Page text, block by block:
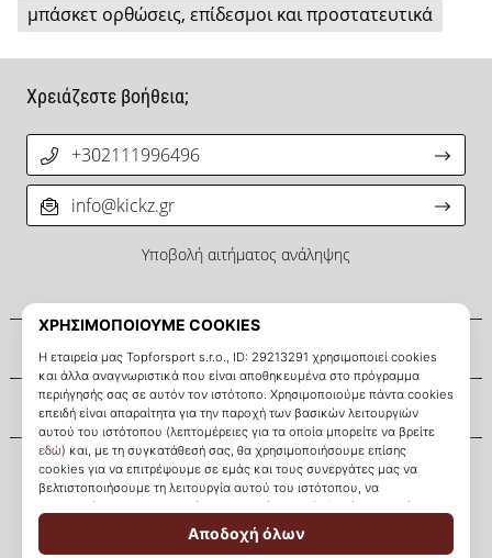
μπάσκετ oρθώσεις, επίδεσμοι και προστατευτικά
Σχετικά μ' εμάς
Εξυπηρέτηση πελατών
Χρειάζεστε βοήθεια;
+302111996496
info@kickz.gr
Υποβολή αιτήματος ανάληψης